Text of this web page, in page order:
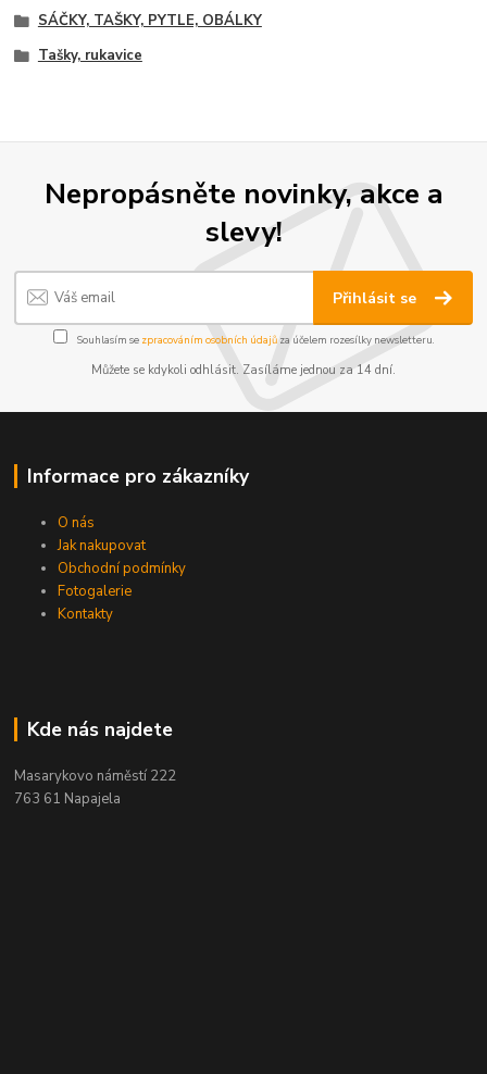
SÁČKY, TAŠKY, PYTLE, OBÁLKY
Tašky, rukavice
Nepropásněte novinky, akce a
slevy!
Přihlásit se
Souhlasím se zpracováním osobních údajůza účelem rozesílky newsletteru.
Můžete se kdykoli odhlásit. Zasíláme jednou za 14 dní.
Informace pro zákazníky
O nás
Jak nakupovat
Obchodní podmínky
Fotogalerie
Kontakty
Kde nás najdete
Masarykovo náměstí 222
763 61 Napajela